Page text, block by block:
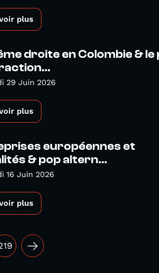
plus
droite en Colombie & le
29 Juin 2026
plus
européennes et
& pop altern...
16 Juin 2026
plus